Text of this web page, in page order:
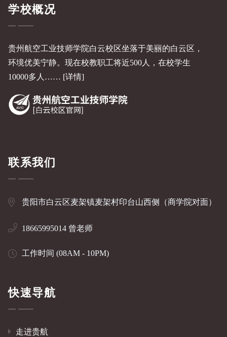
学校概况
贵州航空工业技师学院白云校区坐落于美丽的白云区，
环境优美宁静。现在校教职工将近500人，在校学生
10000多人…… [详情]
联系我们
贵阳市白云区麦架镇麦架村印台山西侧（商学院对面）
18665995014 曾老师
工作时间 (08AM - 10PM)
快速导航
走进贵航